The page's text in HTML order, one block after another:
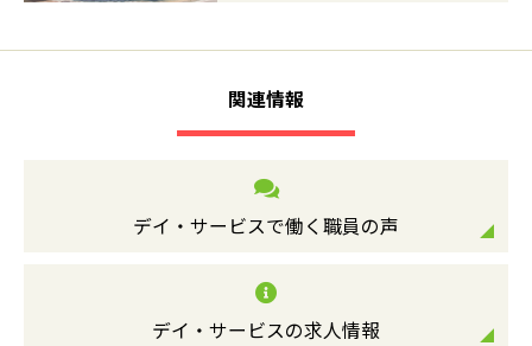
関連情報
デイ・サービスで働く職員の声
デイ・サービスの求人情報